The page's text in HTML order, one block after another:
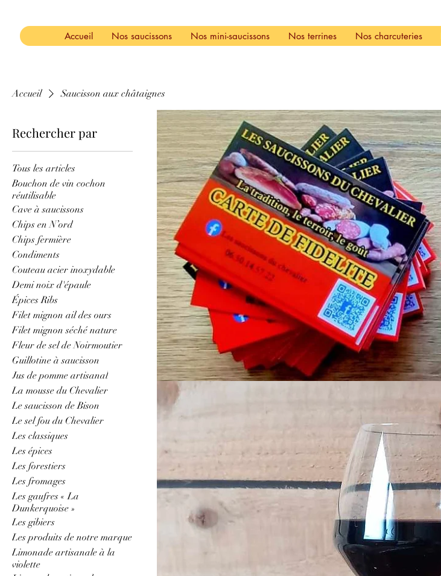
Accueil Nos saucissons Nos mini-saucissons Nos terrines Nos charcuteries
Accueil Saucisson aux châtaignes
Rechercher par
Tous les articles
Bouchon de vin cochon
réutilisable
Cave à saucissons
Chips en N’ord
Chips fermière
Condiments
Couteau acier inoxydable
Demi noix d'épaule
Épices Ribs
Filet mignon ail des ours
Filet mignon séché nature
Fleur de sel de Noirmoutier
Guillotine à saucisson
Jus de pomme artisanal
La mousse du Chevalier
Le saucisson de Bison
Le sel fou du Chevalier
Les classiques
Les épices
Les forestiers
Les fromages
Les gaufres « La
Dunkerquoise »
Les gibiers
Les produits de notre marque
Limonade artisanale à la
violette
Saucisson aux châtaignes
1 article